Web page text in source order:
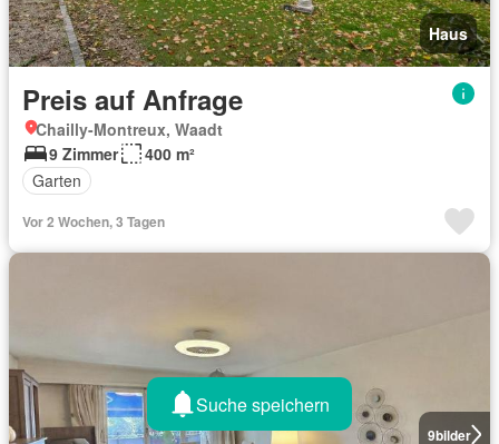
Haus
Preis auf Anfrage
Chailly-Montreux, Waadt
9 Zimmer
400 m²
Garten
Vor 2 Wochen, 3 Tagen
9bilder
Suche speichern